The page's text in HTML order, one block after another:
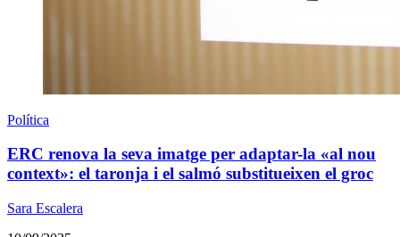
Política
ERC renova la seva imatge per adaptar-la «al nou
context»: el taronja i el salmó substitueixen el groc
Sara Escalera